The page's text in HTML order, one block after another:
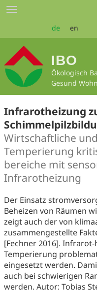
Zum
Seiteninhalt
Toggle
de en
IBO
Ökologisch
Gesund
Infrarotheizung
Wirtschaftliche
Temperierung
bereiche mit
Infrarotheizung
Der Einsatz
Beheizen von Räumen
zeigt auch der von
zusammengestellte
[Fechner 2016].
Temperierung
eingesetzt werden.
auch bei schwierigen
werden. Autor: Tobias